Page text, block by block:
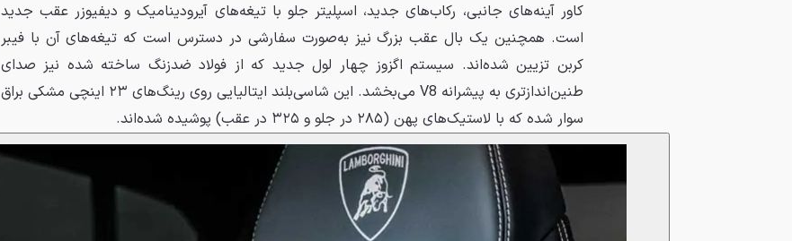
کاور آینه‌های جانبی، رکاب‌های جدید، اسپلیتر جلو با تیغه‌های آیرودینامیک و دیفیوزر عقب جدید
است. همچنین یک بال عقب بزرگ نیز به‌صورت سفارشی در دسترس است که تیغه‌های آن با فیبر
کربن تزیین شده‌اند. سیستم اگزوز چهار لول جدید که از فولاد ضدزنگ ساخته شده نیز صدای
طنین‌اندازتری به پیشرانه V8 می‌بخشد. این شاسی‌بلند ایتالیایی روی رینگ‌های ۲۳ اینچی مشکی براق
سوار شده که با لاستیک‌های پهن (۲۸۵ در جلو و ۳۲۵ در عقب) پوشیده شده‌اند.